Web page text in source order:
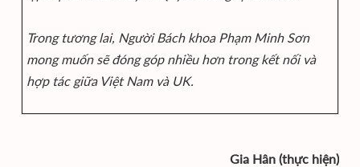
Trong tương lai, Người Bách khoa Phạm Minh Sơn
mong muốn sẽ đóng góp nhiều hơn trong kết nối và
hợp tác giữa Việt Nam và UK.
Gia Hân (thực hiện)